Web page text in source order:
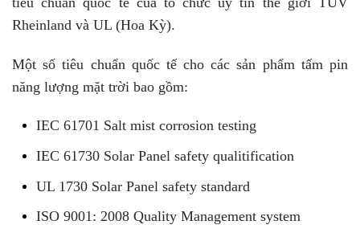
Rheinland và UL (Hoa Kỳ).
Một số tiêu chuẩn quốc tế cho các sản phẩm tấm pin
năng lượng mặt trời bao gồm:
IEC 61701 Salt mist corrosion testing
IEC 61730 Solar Panel safety qualitification
UL 1730 Solar Panel safety standard
ISO 9001: 2008 Quality Management system